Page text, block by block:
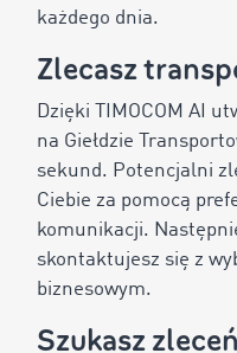
każdego dnia.
Zlecasz
Dzięki TIMOCOM AI
na Giełdzie
sekund. Potencjalni
Ciebie za pomocą
komunikacji.
skontaktujesz się z
biznesowym.
Szukasz